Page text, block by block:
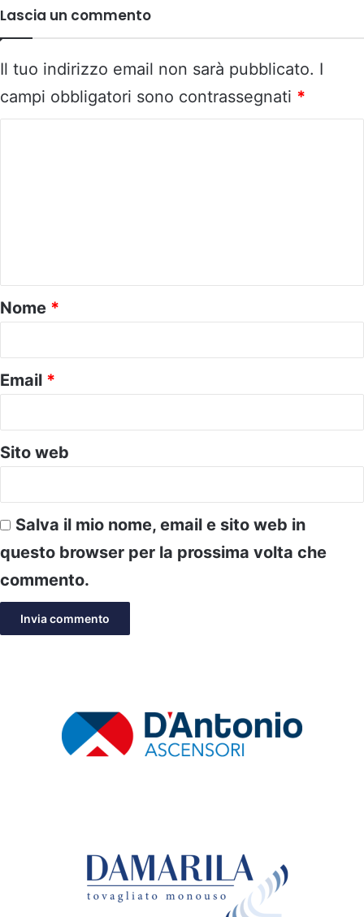
Lascia un commento
Il tuo indirizzo email non sarà pubblicato. I
campi obbligatori sono contrassegnati *
o
*
Nome *
Email *
Sito web
Salva il mio nome, email e sito web in
questo browser per la prossima volta che
commento.